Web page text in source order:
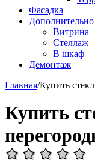
Фасадка
Дополнительно
Витрина
Стеллаж
В шкаф
Демонтаж
Главная/Купить
Купить